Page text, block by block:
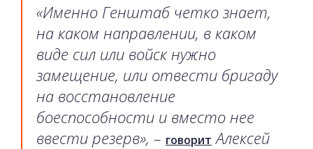
«Именно Генштаб четко знает,
на каком направлении, в каком
виде сил или войск нужно
замещение, или отвести бригаду
на восстановление
боеспособности и вместо нее
ввести резерв», – говорит Алексей